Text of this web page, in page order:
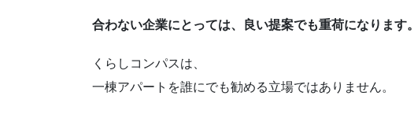
合わない企業にとっては、良い提案でも重荷になります。
くらしコンパスは、
一棟アパートを誰にでも勧める立場ではありません。